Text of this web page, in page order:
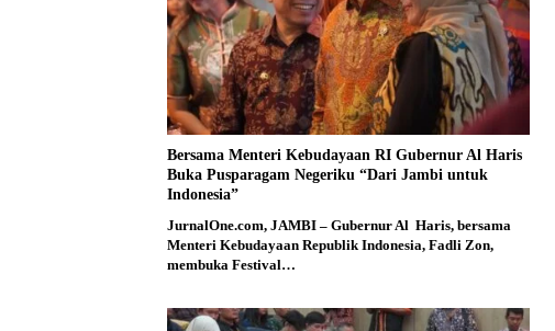
Bersama Menteri Kebudayaan RI Gubernur Al Haris
Buka Pusparagam Negeriku “Dari Jambi untuk
Indonesia”
JurnalOne.com, JAMBI – Gubernur Al Haris, bersama
Menteri Kebudayaan Republik Indonesia, Fadli Zon,
membuka Festival…